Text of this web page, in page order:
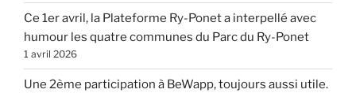
Ce 1er avril, la Plateforme Ry-Ponet a interpellé avec
humour les quatre communes du Parc du Ry-Ponet
1 avril 2026
Une 2ème participation à BeWapp, toujours aussi utile.